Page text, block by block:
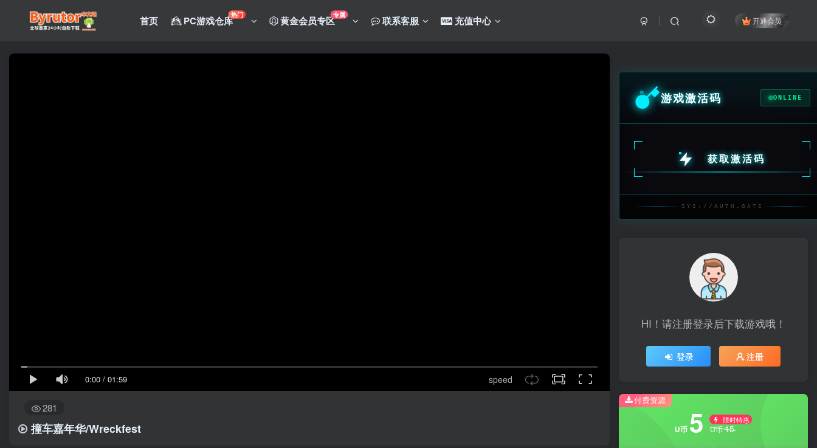
首页 PC游戏仓库热门 黄金会员专区专属 联系客服 充值中心 开通会员
0:00 / 01:59 speed
281
撞车嘉年华/Wreckfest
游戏激活码 ONLINE
获取激活码
SYS://AUTH.GATE
HI！请注册登录后下载游戏哦！
登录 注册
付费资源
U币 5 限时特惠
U币15